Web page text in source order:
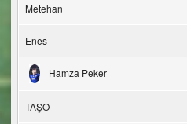
Metehan
Enes
Hamza Peker
TAŞO